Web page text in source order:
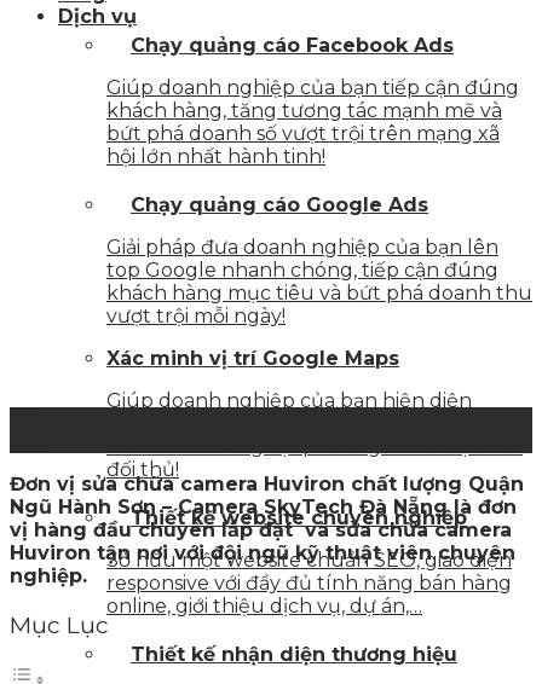
Dịch vụ
Chạy quảng cáo Facebook Ads
Giúp doanh nghiệp của bạn tiếp cận đúng
khách hàng, tăng tương tác mạnh mẽ và
bứt phá doanh số vượt trội trên mạng xã
hội lớn nhất hành tinh!
Chạy quảng cáo Google Ads
Giải pháp đưa doanh nghiệp của bạn lên
top Google nhanh chóng, tiếp cận đúng
khách hàng mục tiêu và bứt phá doanh thu
vượt trội mỗi ngày!
Xác minh vị trí Google Maps
Giúp doanh nghiệp của bạn hiện diện
đối thủ!
Thiết kế website chuyên nghiệp
Sở hữu một website chuẩn SEO, giao diện
responsive với đầy đủ tính năng bán hàng
online, giới thiệu dịch vụ, dự án,…
Thiết kế nhận diện thương hiệu
Đơn vị sửa chữa camera Huviron chất lượng Quận
Ngũ Hành Sơn – Camera SkyTech Đà Nẵng là đơn
vị hàng đầu chuyên lắp đặt và sửa chữa camera
Huviron tận nơi với đội ngũ kỹ thuật viên chuyên
nghiệp.
Mục Lục